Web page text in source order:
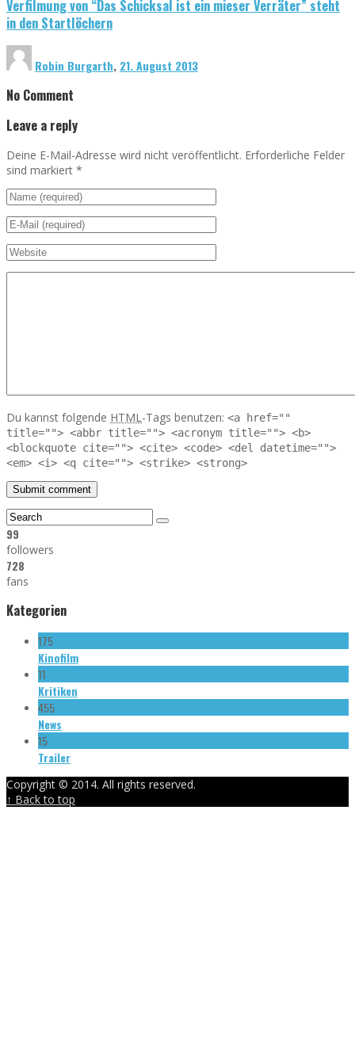
Verfilmung von “Das Schicksal ist ein mieser Verräter” steht
in den Startlöchern
Robin Burgarth, 21. August 2013
No Comment
Leave a reply
Deine E-Mail-Adresse wird nicht veröffentlicht. Erforderliche Felder
sind markiert *
Du kannst folgende HTML -Tags benutzen: <a href=""
title=""> <abbr title=""> <acronym title=""> <b>
<blockquote cite=""> <cite> <code> <del datetime="">
<em> <i> <q cite=""> <strike> <strong>
99
followers
728
fans
Kategorien
175
Kinofilm
11
Kritiken
455
News
15
Trailer
Copyright © 2014. All rights reserved.
↑ Back to top